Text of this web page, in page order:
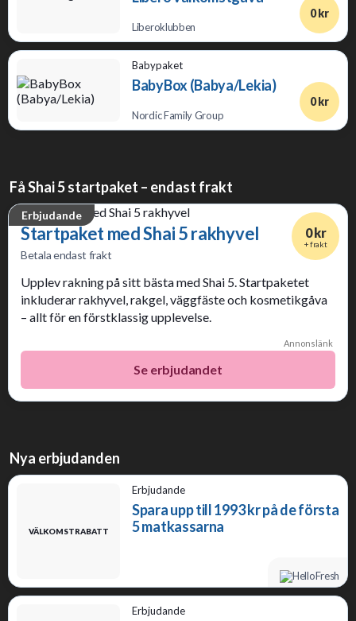
Liberoklubben
0 kr
Babypaket
BabyBox (Babya/Lekia)
Nordic Family Group
0 kr
Få Shai 5 startpaket – endast frakt
Erbjudande
Startpaket med Shai 5 rakhyvel
Betala endast frakt
0 kr
+ frakt
Upplev rakning på sitt bästa med Shai 5. Startpaketet
inkluderar rakhyvel, rakgel, väggfäste och kosmetikgåva
– allt för en förstklassig upplevelse.
Annonslänk
Se erbjudandet
Nya erbjudanden
VÄLKOMSTRABATT
Erbjudande
Spara upp till 1993 kr på de första
5 matkassarna
Erbjudande